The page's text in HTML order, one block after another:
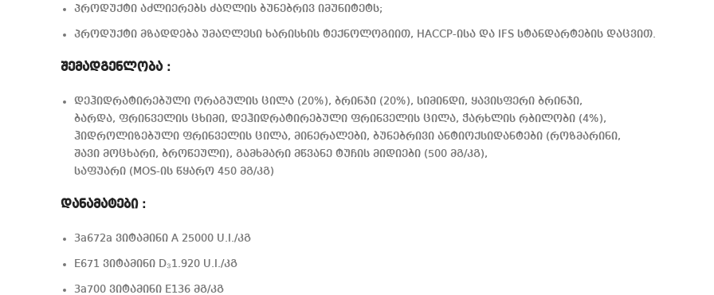
პროდუქტი აძლიერებს ძაღლის ბუნებრივ იმუნიტეტს;
პროდუქტი მზადდება უმაღლესი ხარისხის ტექნოლოგიით, HACCP-ისა და IFS სტანდარტების დაცვით.
შემადგენლობა :
დეჰიდრატირებული ორაგულის ცილა (20%), ბრინჯი (20%), სიმინდი, ყავისფერი ბრინჯი,
ბარდა, ფრინველის ცხიმი, დეჰიდრატირებული ფრინველის ცილა, ჭარხლის რბილობი (4%),
ჰიდროლიზებული ფრინველის ცილა, მინერალები, ბუნებრივი ანტიოქსიდანტები (როზმარინი,
შავი მოცხარი, ბროწეული), გამხმარი მწვანე ტუჩის მიდიები (500 მგ/კგ),
საფუარი (MOS-ის წყარო 450 მგ/კგ)
დანამატები :
3a672a ვიტამინი A 25000 U.I./კგ
E671 ვიტამინი D₃1.920 U.I./კგ
3a700 ვიტამინი E136 მგ/კგ